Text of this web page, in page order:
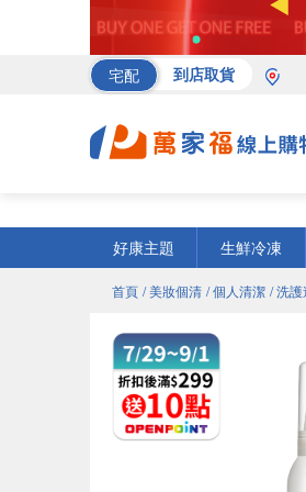
宅配 到店取貨
好康主題
生鮮冷凍
首頁 / 美妝個清 / 個人清潔 / 洗護